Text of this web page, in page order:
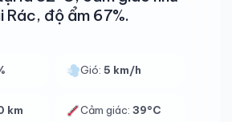
Rác, độ ẩm 67%.
Gió:5 km/h
km Cảm giác:39°C